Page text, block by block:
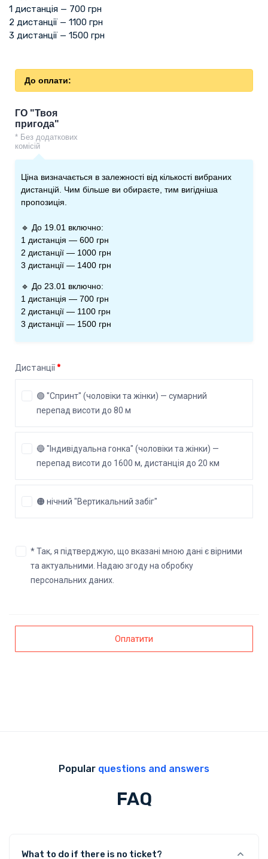
1 дистанція — 700 грн
2 дистанції — 1100 грн
3 дистанції — 1500 грн
Popular questions and answers
FAQ
What to do if there is no ticket?